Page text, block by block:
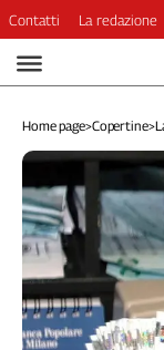
Video
Dirette
Longform
Copertine
Economia
Lavoro
Ambiente
Diritti
Welfare
Contatti La redazione
Home page>Copertine>